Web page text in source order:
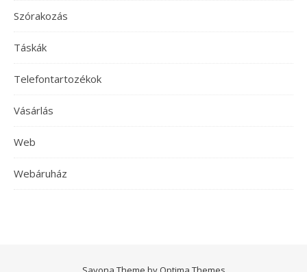
Szórakozás
Táskák
Telefontartozékok
Vásárlás
Web
Webáruház